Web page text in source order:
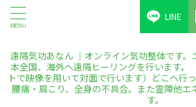
LINE
遠隔気功あなん ｜オンライン気功整体です
本全国、海外へ遠隔ヒーリングを行います。
トで映像を用いて対面で行います）どこへ行
腰痛・肩こり、全身の不具合。また霊障他エ
す。